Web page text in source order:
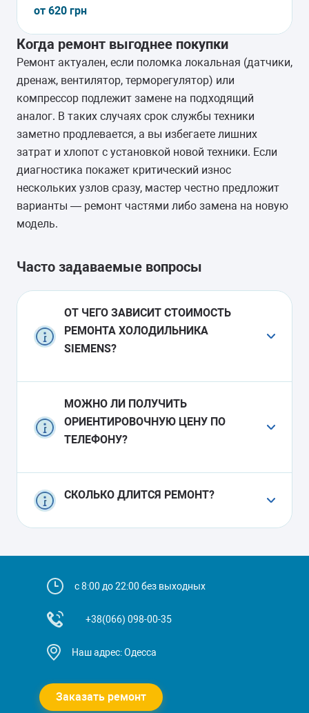
от 620 грн
Когда ремонт выгоднее покупки
Ремонт актуален, если поломка локальная (датчики,
дренаж, вентилятор, терморегулятор) или
компрессор подлежит замене на подходящий
аналог. В таких случаях срок службы техники
заметно продлевается, а вы избегаете лишних
затрат и хлопот с установкой новой техники. Если
диагностика покажет критический износ
нескольких узлов сразу, мастер честно предложит
варианты — ремонт частями либо замена на новую
модель.
Часто задаваемые вопросы
ОТ ЧЕГО ЗАВИСИТ СТОИМОСТЬ
РЕМОНТА ХОЛОДИЛЬНИКА
SIEMENS?
модель и возраст аппарата, стоимость
оригинальных запчастей и сложность
доступа к узлу. Простая замена уплотнителя
компрессором или электроникой.
МОЖНО ЛИ ПОЛУЧИТЬ
ОРИЕНТИРОВОЧНУЮ ЦЕНУ ПО
ТЕЛЕФОНУ?
диапазон стоимости на основании ваших
симптомов и опыта мастеров, но
окончательная цена фиксируется только
оплачивать вы будете именно фактический
объем работ.
СКОЛЬКО ДЛИТСЯ РЕМОНТ?
с вами сроки поставки и повторного выезда.
с 8:00 до 22:00 без выходных
+38(066) 098-00-35
Наш адрес: Одесса
Заказать ремонт